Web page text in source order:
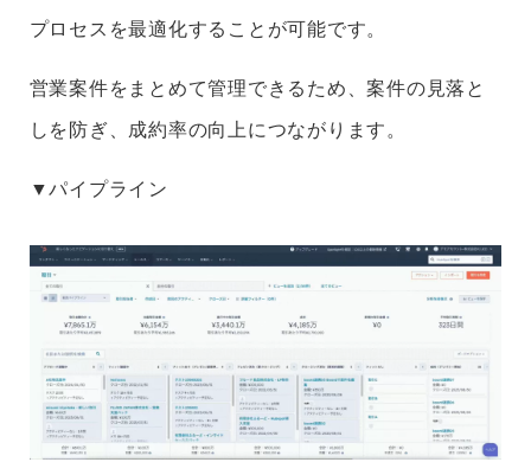
プロセスを最適化することが可能です。
営業案件をまとめて管理できるため、案件の見落と
しを防ぎ、成約率の向上につながります。
▼パイプライン